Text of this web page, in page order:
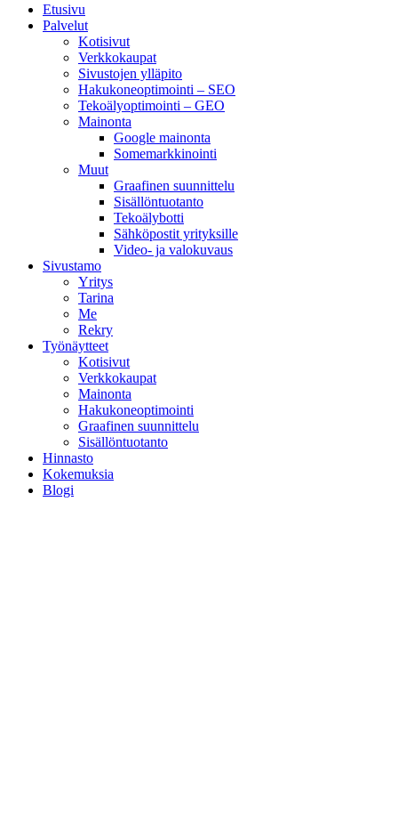
Etusivu
Palvelut
Kotisivut
Verkkokaupat
Sivustojen ylläpito
Hakukoneoptimointi – SEO
Tekoälyoptimointi – GEO
Mainonta
Google mainonta
Somemarkkinointi
Muut
Graafinen suunnittelu
Sisällöntuotanto
Tekoälybotti
Sähköpostit yrityksille
Video- ja valokuvaus
Sivustamo
Yritys
Tarina
Me
Rekry
Työnäytteet
Kotisivut
Verkkokaupat
Mainonta
Hakukoneoptimointi
Graafinen suunnittelu
Sisällöntuotanto
Hinnasto
Kokemuksia
Blogi